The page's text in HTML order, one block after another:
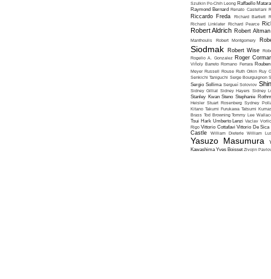
Szulkin Po-Chih Leong Raffaello
Raymond Bernard Renato Castellani
Riccardo Freda Richard Bartlett
Richard Linklater Richard Pearce
Robert Aldrich Robert Altman
Manthoulis Robert Montgomery
Siodmak Robert Wise
Rogelio A. Gonzalez Roger
Viñoly Barreto Romano Ferrara
Meyer Russell Rouse Ruth Orkin Ruy
Senkichi Taniguchi Serge Bourguignon
Sergio Sollima Sergueï Soloviov
Sidney Gilliat Sidney Hayers Sidney
Stanley Kwan Steno Stephanie
Heisler Stuart Rosenberg Sydney
Kitano Takumi Furukawa Tatsumi
Brass Tod Browning Tommy Lee
Tsui Hark Umberto Lenzi Vaclav
Rigo Vittorio Cottafavi Vittorio De Sica
Castle William Dieterle William
Yasuzo Masumura
Kawashima Yves Boisset Zivojin